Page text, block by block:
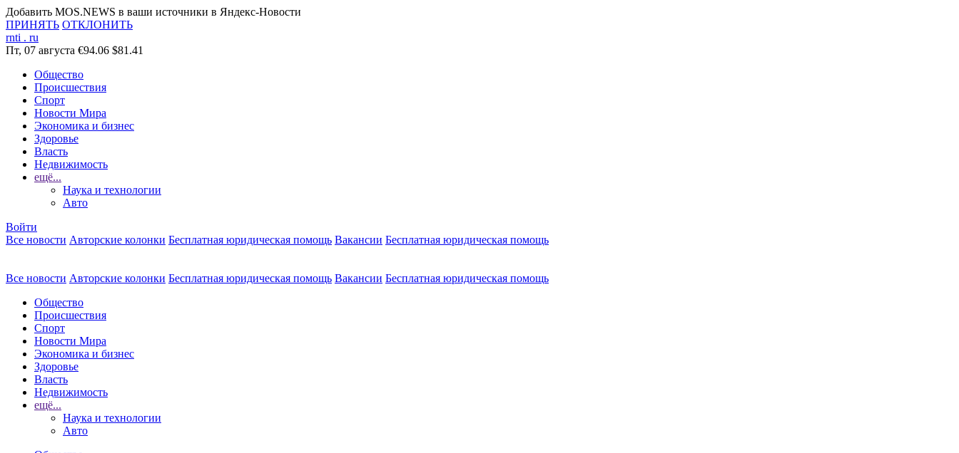
Добавить MOS.NEWS в ваши источники в Яндекс-Новости
ПРИНЯТЬ ОТКЛОНИТЬ
rnti . ru
Пт, 07 августа €94.06 $81.41
Общество
Происшествия
Спорт
Новости Мира
Экономика и бизнес
Здоровье
Власть
Недвижимость
ещё...
Наука и технологии
Авто
Войти
Все новости Авторские колонки Бесплатная юридическая помощь Вакансии Бесплатная юридическая помощь
Все новости Авторские колонки Бесплатная юридическая помощь Вакансии Бесплатная юридическая помощь
Общество
Происшествия
Спорт
Новости Мира
Экономика и бизнес
Здоровье
Власть
Недвижимость
ещё...
Наука и технологии
Авто